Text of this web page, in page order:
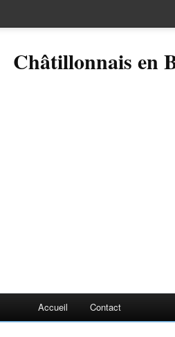
Châtillonnais en
Accueil Contact